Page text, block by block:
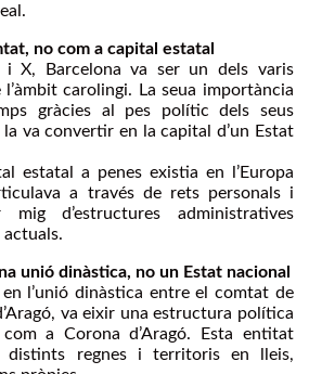
no com a capital estatal
i X, Barcelona va ser un dels varis
carolingi. La seua importància
gràcies al pes polític dels seus
va convertir en la capital d’un Estat
estatal a penes existia en l’Europa
a través de rets personals i
d’estructures administratives
actuals.
unió dinàstica, no un Estat nacional
l’unió dinàstica entre el comtat de
va eixir una estructura política
a Corona d’Aragó. Esta entitat
distints regnes i territoris en lleis,